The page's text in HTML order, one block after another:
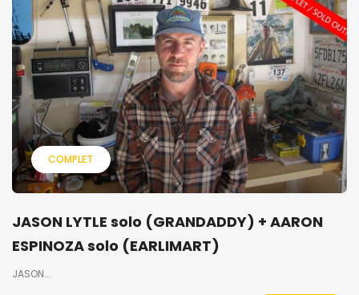
COMPLET
JASON LYTLE solo (GRANDADDY) + AARON
ESPINOZA solo (EARLIMART)
JASON...